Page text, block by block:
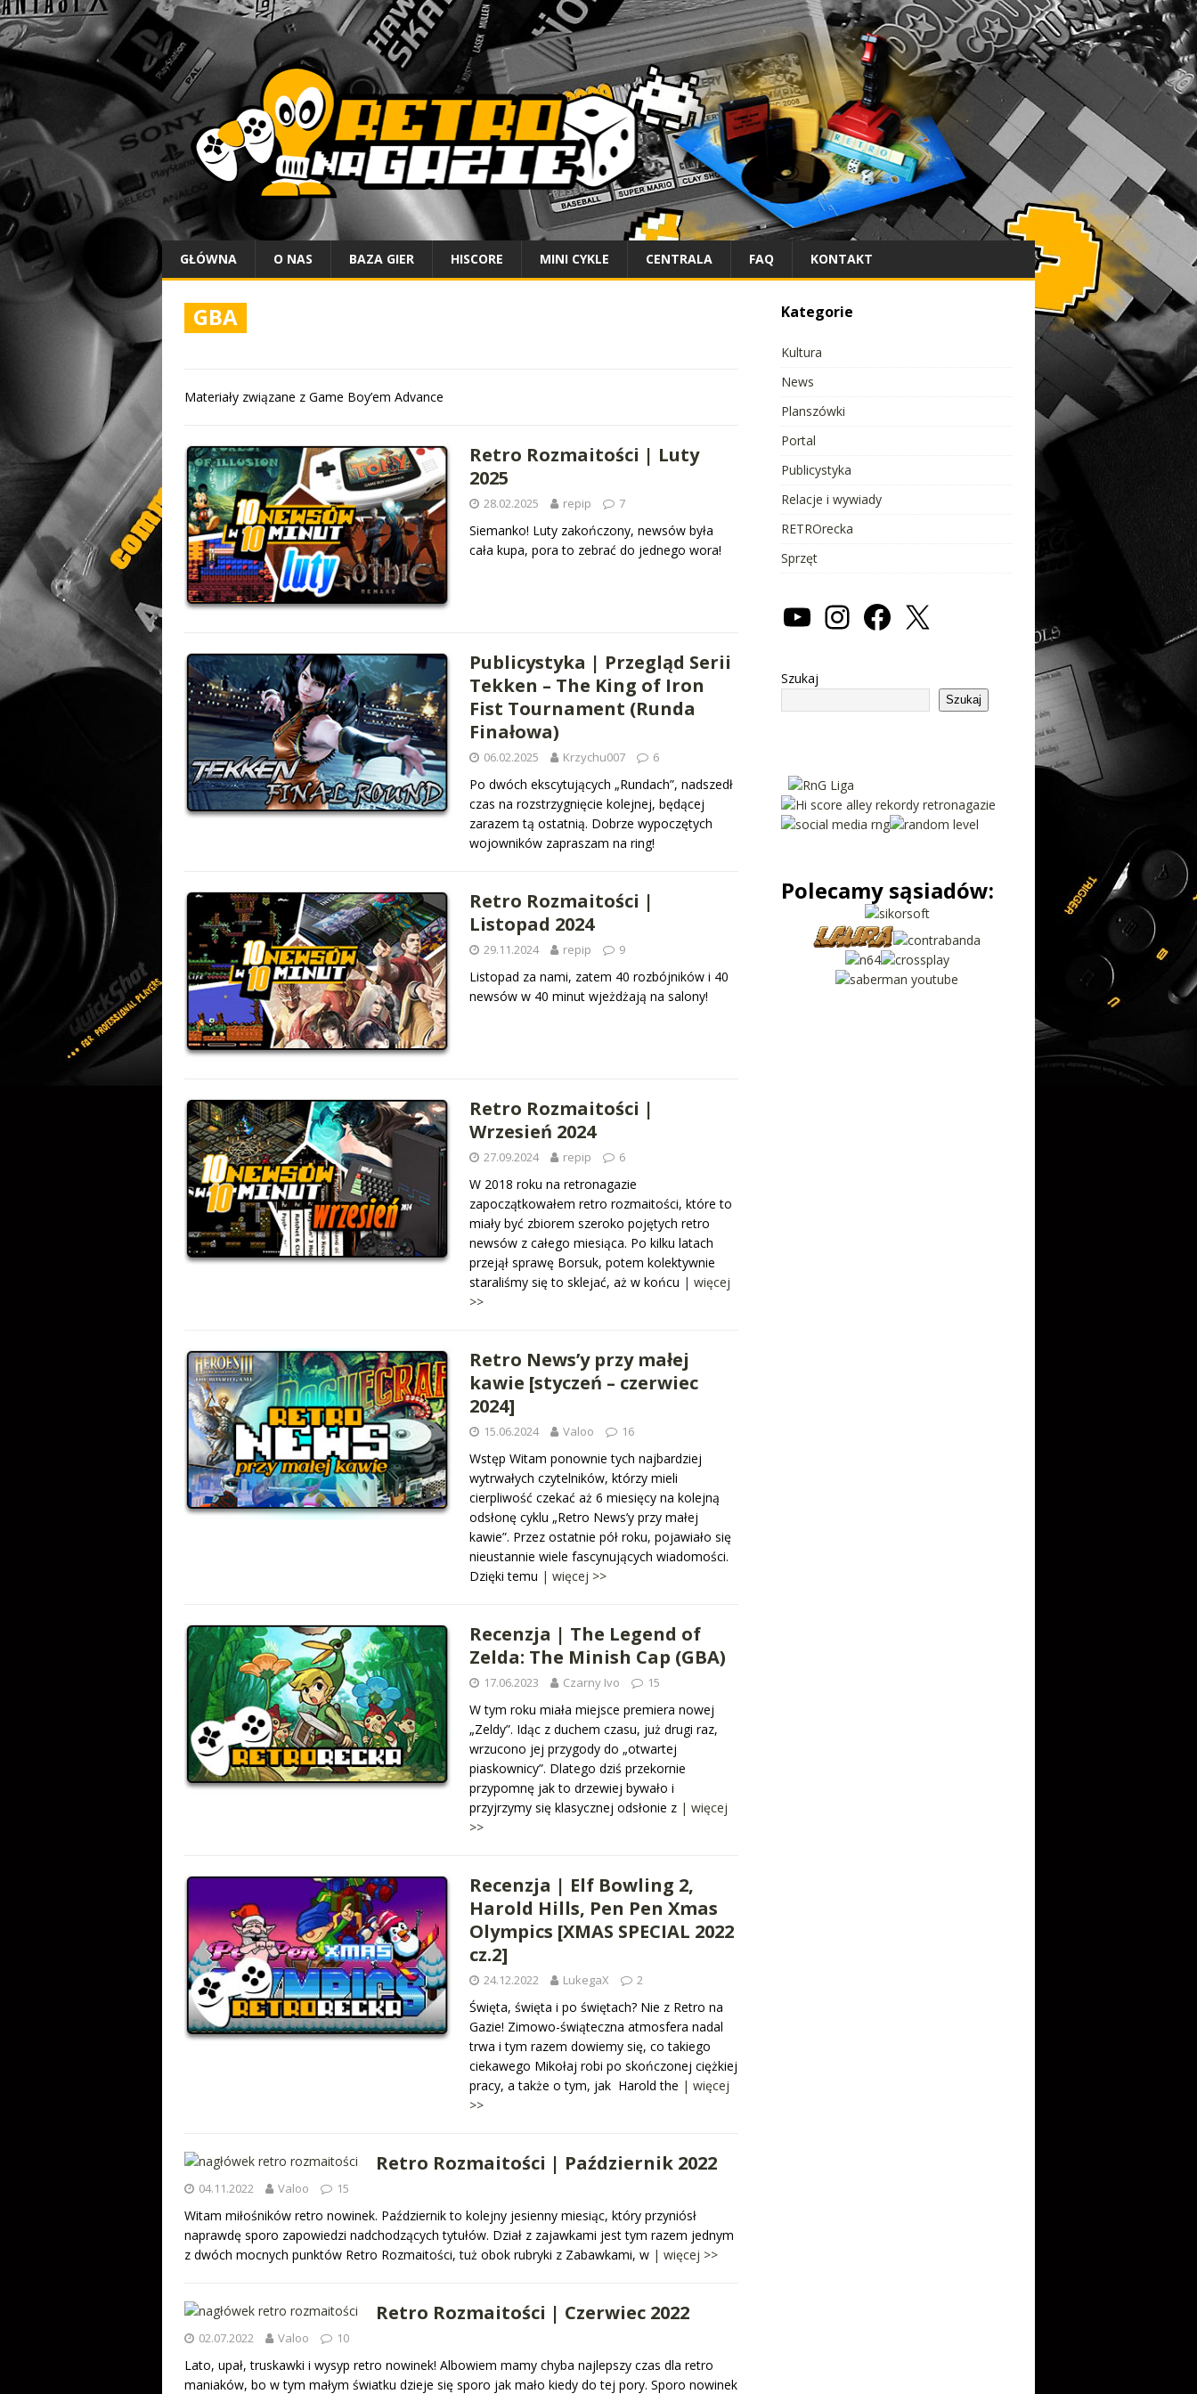
GŁÓWNA O NAS BAZA GIER HISCORE MINI CYKLE CENTRALA FAQ KONTAKT
GBA
Materiały związane z Game Boy’em Advance
Retro Rozmaitości | Luty
2025
28.02.2025 repip 7
Siemanko! Luty zakończony, newsów była
cała kupa, pora to zebrać do jednego wora!
Publicystyka | Przegląd Serii
Tekken – The King of Iron
Fist Tournament (Runda
Finałowa)
06.02.2025 Krzychu007 6
Po dwóch ekscytujących „Rundach”, nadszedł
czas na rozstrzygnięcie kolejnej, będącej
zarazem tą ostatnią. Dobrze wypoczętych
wojowników zapraszam na ring!
Retro Rozmaitości |
Listopad 2024
29.11.2024 repip 9
Listopad za nami, zatem 40 rozbójników i 40
newsów w 40 minut wjeżdżają na salony!
Retro Rozmaitości |
Wrzesień 2024
27.09.2024 repip 6
W 2018 roku na retronagazie
zapoczątkowałem retro rozmaitości, które to
miały być zbiorem szeroko pojętych retro
newsów z całego miesiąca. Po kilku latach
przejął sprawę Borsuk, potem kolektywnie
staraliśmy się to sklejać, aż w końcu | więcej
>>
Retro News’y przy małej
kawie [styczeń – czerwiec
2024]
15.06.2024 Valoo 16
Wstęp Witam ponownie tych najbardziej
wytrwałych czytelników, którzy mieli
cierpliwość czekać aż 6 miesięcy na kolejną
odsłonę cyklu „Retro News’y przy małej
kawie”. Przez ostatnie pół roku, pojawiało się
nieustannie wiele fascynujących wiadomości.
Dzięki temu | więcej >>
Recenzja | The Legend of
Zelda: The Minish Cap (GBA)
17.06.2023 Czarny Ivo 15
W tym roku miała miejsce premiera nowej
„Zeldy”. Idąc z duchem czasu, już drugi raz,
wrzucono jej przygody do „otwartej
piaskownicy”. Dlatego dziś przekornie
przypomnę jak to drzewiej bywało i
przyjrzymy się klasycznej odsłonie z | więcej
>>
Recenzja | Elf Bowling 2,
Harold Hills, Pen Pen Xmas
Olympics [XMAS SPECIAL 2022
cz.2]
24.12.2022 LukegaX 2
Święta, święta i po świętach? Nie z Retro na
Gazie! Zimowo-świąteczna atmosfera nadal
trwa i tym razem dowiemy się, co takiego
ciekawego Mikołaj robi po skończonej ciężkiej
pracy, a także o tym, jak Harold the | więcej
>>
Retro Rozmaitości | Październik 2022
04.11.2022 Valoo 15
Witam miłośników retro nowinek. Październik to kolejny jesienny miesiąc, który przyniósł
naprawdę sporo zapowiedzi nadchodzących tytułów. Dział z zajawkami jest tym razem jednym
z dwóch mocnych punktów Retro Rozmaitości, tuż obok rubryki z Zabawkami, w | więcej >>
Retro Rozmaitości | Czerwiec 2022
02.07.2022 Valoo 10
Lato, upał, truskawki i wysyp retro nowinek! Albowiem mamy chyba najlepszy czas dla retro
maniaków, bo w tym małym światku dzieje się sporo jak mało kiedy do tej pory. Sporo nowinek
Kategorie
Kultura
News
Planszówki
Portal
Publicystyka
Relacje i wywiady
RETROrecka
Sprzęt
Szukaj
Szukaj
Polecamy sąsiadów: